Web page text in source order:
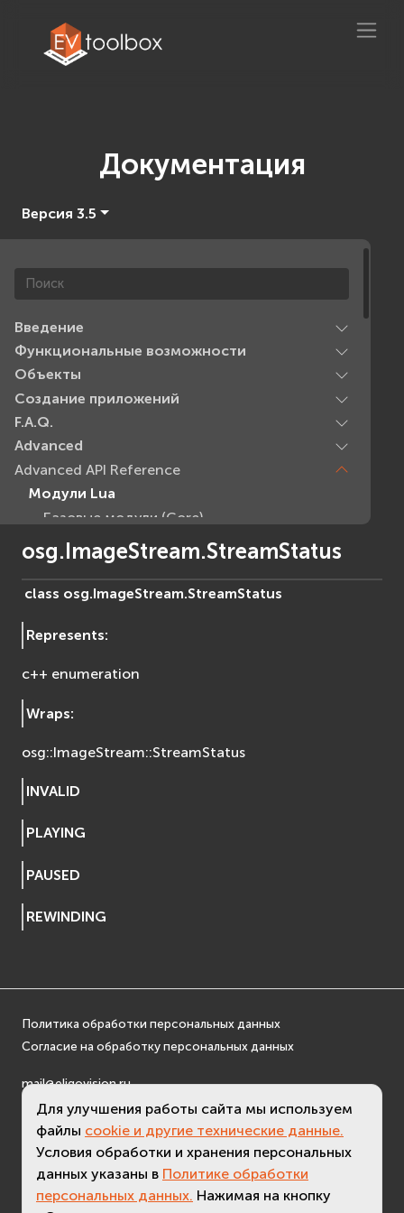
Документация
Версия 3.5
Введение
Функциональные возможности
Объекты
Создание приложений
F.A.Q.
Advanced
Advanced API Reference
Модули Lua
Базовые модули (Core)
EVcommon
evlua
Граф Сцены (Scene Graph)
EVosgAnimation
EVosgHMD
EVosgUtil
osg
osgDB
osgText
osgUtil
bullet
Фаиловая система (File System)
ios
osg.ImageStream.StreamStatus
class osg.ImageStream.StreamStatus
Represents:
c++ enumeration
Wraps:
osg::ImageStream::StreamStatus
INVALID
PLAYING
PAUSED
REWINDING
Политика обработки персональных данных
Согласие на обработку персональных данных
mail@eligovision.ru
+7 (495) 740 08 16
© ООО "ЭлигоВижн", 2005-2026
Для улучшения работы сайта мы используем
файлы cookie и другие технические данные.
Условия обработки и хранения персональных
данных указаны в Политике обработки
персональных данных. Нажимая на кнопку